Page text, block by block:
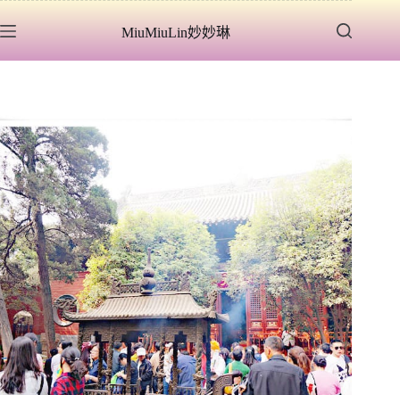
至
容
MiuMiuLin妙妙琳